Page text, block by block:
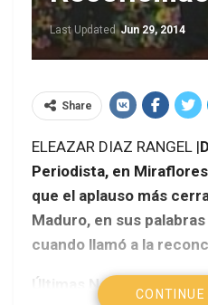
Last UpdatedJun 29, 2014
Share
ELEAZAR DIAZ RANGEL |
Periodista, en
que el aplauso más
Maduro, en sus
cuando llamó a la
Últimas Noticias
CONTINUE